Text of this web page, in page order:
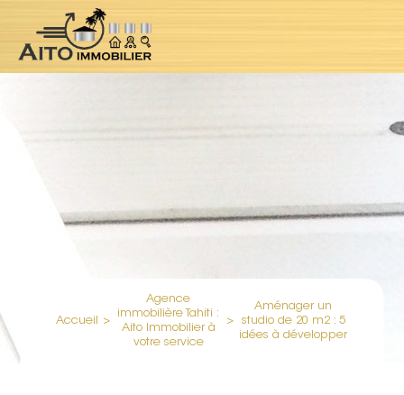
Accueil >
Agence
immobilière Tahiti :
Aito Immobilier à
votre service
>
Aménager un
studio de 20 m2 : 5
idées à développer